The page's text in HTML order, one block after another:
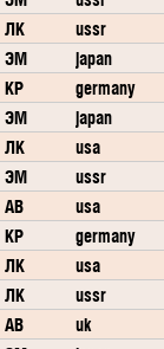
ЛК
ussr
ЭМ
japan
КР
germany
ЭМ
japan
ЛК
usa
ЭМ
ussr
АВ
usa
КР
germany
ЛК
usa
ЛК
ussr
АВ
uk